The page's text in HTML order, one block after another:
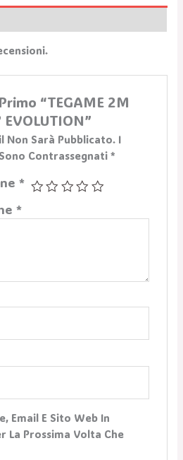
“TEGAME 2M
Non Sarà Pubblicato. I
Contrassegnati *
*
*
Email E Sito Web In
La Prossima Volta Che